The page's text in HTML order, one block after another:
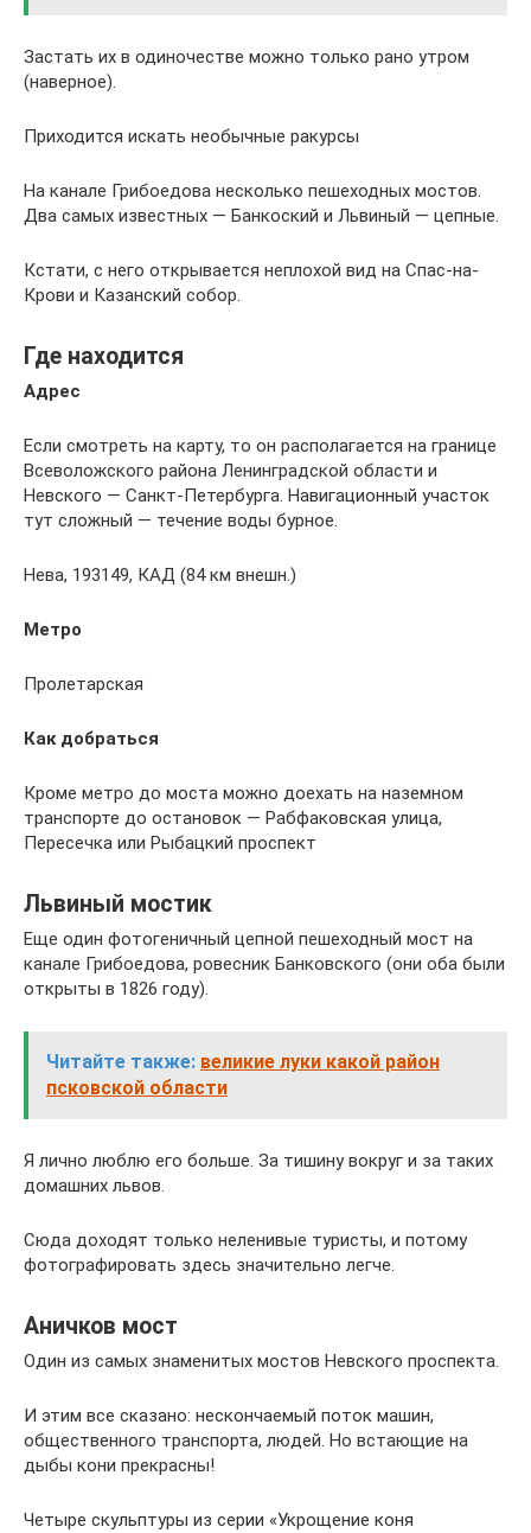
Застать их в одиночестве можно только рано утром
(наверное).
Приходится искать необычные ракурсы
На канале Грибоедова несколько пешеходных мостов.
Два самых известных — Банкоский и Львиный — цепные.
Кстати, с него открывается неплохой вид на Спас-на-
Крови и Казанский собор.
Где находится
Адрес
Если смотреть на карту, то он располагается на границе
Всеволожского района Ленинградской области и
Невского — Санкт-Петербурга. Навигационный участок
тут сложный — течение воды бурное.
Нева, 193149, КАД (84 км внешн.)
Метро
Пролетарская
Как добраться
Кроме метро до моста можно доехать на наземном
транспорте до остановок — Рабфаковская улица,
Пересечка или Рыбацкий проспект
Львиный мостик
Еще один фотогеничный цепной пешеходный мост на
канале Грибоедова, ровесник Банковского (они оба были
открыты в 1826 году).
Читайте также: великие луки какой район
псковской области
Я лично люблю его больше. За тишину вокруг и за таких
домашних львов.
Сюда доходят только неленивые туристы, и потому
фотографировать здесь значительно легче.
Аничков мост
Один из самых знаменитых мостов Невского проспекта.
И этим все сказано: нескончаемый поток машин,
общественного транспорта, людей. Но встающие на
дыбы кони прекрасны!
Четыре скульптуры из серии «Укрощение коня